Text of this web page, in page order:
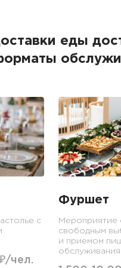
еды
с
чел.
Фуршет
Мероприятие
свободным
и приемом
обслуживания.